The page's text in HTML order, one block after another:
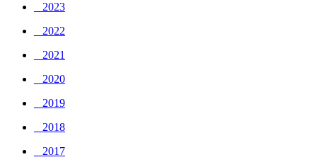
_ 2023
_ 2022
_ 2021
_ 2020
_ 2019
_ 2018
_ 2017